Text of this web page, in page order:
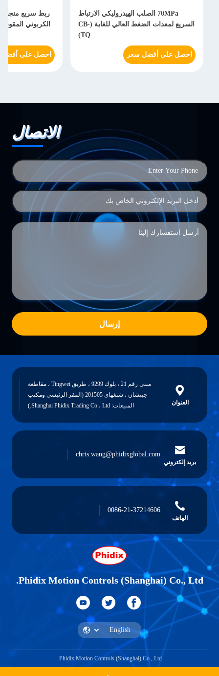
70MPa الصلب الهيدروليكي الارتباط
السريع لمعدات الضغط العالي للغاية (CB-
TQ)
احصل على أفضل سعر احصل على
الاتصال
إرسال
العنوان
مبنى رقم 21 ، بلوك 9299 ، طريق Tingwei ، مقاطعة
جينشان ، شنغهاي 201505 (المقر الرئيسي ومكتب
المبيعات: Shanghai Phidix Trading Co.، Ltd.)
بريد إلكتروني
chris.wang@phidixglobal.com
الهاتف
0086-21-37214606
Phidix Motion Controls (Shanghai) Co., Ltd.
Phidix Motion Controls (Shanghai) Co., Ltd.